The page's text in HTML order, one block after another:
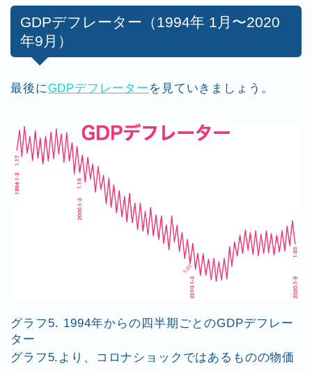
GDPデフレーター（1994年 1月〜2020
年9月）
最後にGDPデフレーター を見ていきましょう。
グラフ5. 1994年からの四半期ごとのGDPデフレー
ター
グラフ5.より、コロナショックではあるものの物価